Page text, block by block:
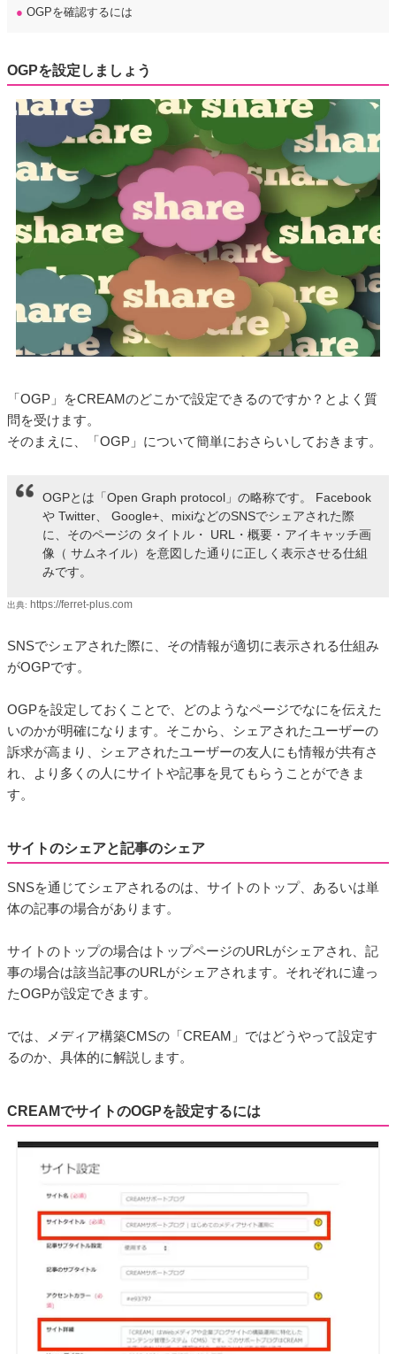
● OGPを確認するには
OGPを設定しましょう
「OGP」をCREAMのどこかで設定できるのですか？とよく質
問を受けます。
そのまえに、「OGP」について簡単におさらいしておきます。
OGPとは「Open Graph protocol」の略称です。 Facebook
や Twitter、 Google+、mixiなどのSNSでシェアされた際
に、そのページの タイトル・ URL・概要・アイキャッチ画
像（ サムネイル）を意図した通りに正しく表示させる仕組
みです。
出典: https://ferret-plus.com
SNSでシェアされた際に、その情報が適切に表示される仕組み
がOGPです。
OGPを設定しておくことで、どのようなページでなにを伝えた
いのかが明確になります。そこから、シェアされたユーザーの
訴求が高まり、シェアされたユーザーの友人にも情報が共有さ
れ、より多くの人にサイトや記事を見てもらうことができま
す。
サイトのシェアと記事のシェア
SNSを通じてシェアされるのは、サイトのトップ、あるいは単
体の記事の場合があります。
サイトのトップの場合はトップページのURLがシェアされ、記
事の場合は該当記事のURLがシェアされます。それぞれに違っ
たOGPが設定できます。
では、メディア構築CMSの「CREAM」ではどうやって設定す
るのか、具体的に解説します。
CREAMでサイトのOGPを設定するには